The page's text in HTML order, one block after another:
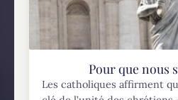
Pour que nous
Les catholiques affirment